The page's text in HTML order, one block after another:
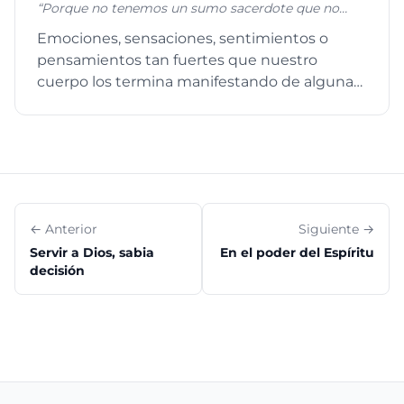
“Porque no tenemos un sumo sacerdote que no
uno que fue tentado en todo según nuestra
semejanza, pero sin pecado.” Hebreos 4:15
Emociones, sensaciones, sentimientos o
pensamientos tan fuertes que nuestro
cuerpo los termina manifestando de alguna
← Anterior
Servir a Dios, sabia
decisión
Siguiente →
En el poder del Espíritu